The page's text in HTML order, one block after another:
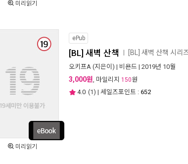
미리읽기
미리읽기
ePub
[BL] 새벽 산책 [BL] 새벽 산책 시리
오키프A (지은이) | 비욘드 | 2019년 10월
3,000원, 마일리지 150원
4.0 (1) | 세일즈포인트 : 652